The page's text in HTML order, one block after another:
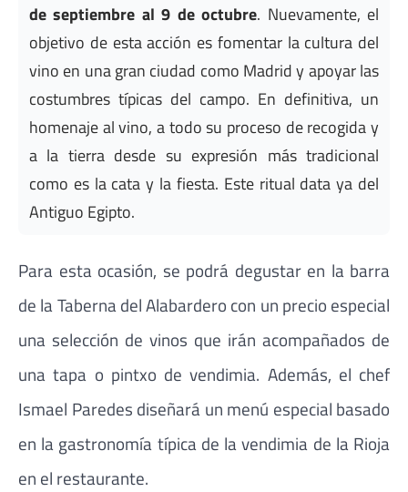
de septiembre al 9 de octubre. Nuevamente, el
objetivo de esta acción es fomentar la cultura del
vino en una gran ciudad como Madrid y apoyar las
costumbres típicas del campo. En definitiva, un
homenaje al vino, a todo su proceso de recogida y
a la tierra desde su expresión más tradicional
como es la cata y la fiesta. Este ritual data ya del
Antiguo Egipto.
Para esta ocasión, se podrá degustar en la barra
de la Taberna del Alabardero con un precio especial
una selección de vinos que irán acompañados de
una tapa o pintxo de vendimia. Además, el chef
Ismael Paredes diseñará un menú especial basado
en la gastronomía típica de la vendimia de la Rioja
en el restaurante.